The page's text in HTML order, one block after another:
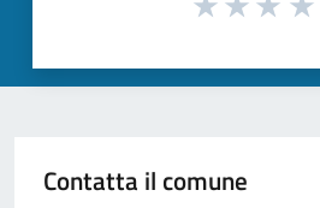
Contatta il comune